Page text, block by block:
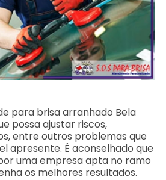
para brisa arranhado Bela
possa ajustar riscos,
entre outros problemas que
apresente. É aconselhado que
uma empresa apta no ramo
os melhores resultados.